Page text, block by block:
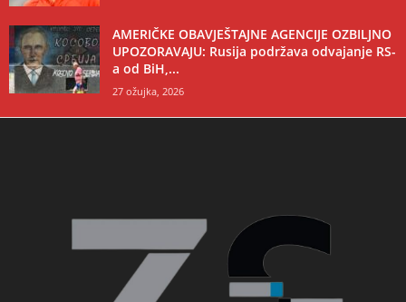
AMERIČKE OBAVJEŠTAJNE AGENCIJE OZBILJNO
UPOZORAVAJU: Rusija podržava odvajanje RS-
a od BiH,...
27 ožujka, 2026